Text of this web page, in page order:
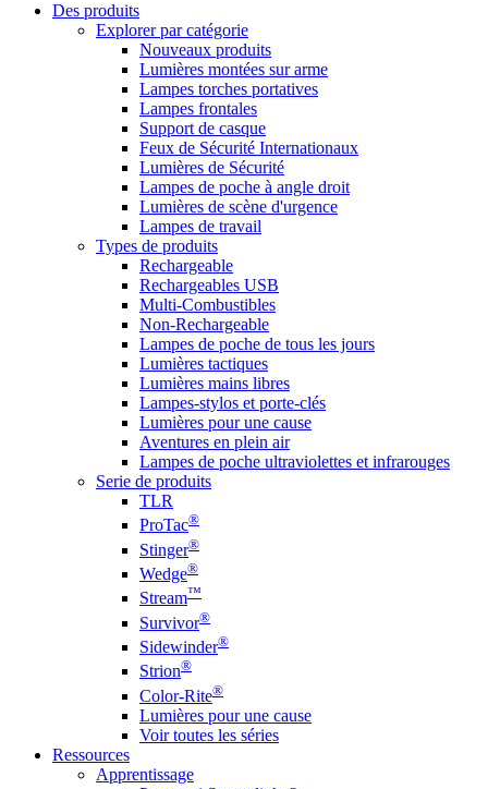
Des produits
Explorer par catégorie
Nouveaux produits
Lumières montées sur arme
Lampes torches portatives
Lampes frontales
Support de casque
Feux de Sécurité Internationaux
Lumières de Sécurité
Lampes de poche à angle droit
Lumières de scène d'urgence
Lampes de travail
Types de produits
Rechargeable
Rechargeables USB
Multi-Combustibles
Non-Rechargeable
Lampes de poche de tous les jours
Lumières tactiques
Lumières mains libres
Lampes-stylos et porte-clés
Lumières pour une cause
Aventures en plein air
Lampes de poche ultraviolettes et infrarouges
Serie de produits
TLR
ProTac®
Stinger®
Wedge®
Stream™
Survivor®
Sidewinder®
Strion®
Color-Rite®
Lumières pour une cause
Voir toutes les séries
Ressources
Apprentissage